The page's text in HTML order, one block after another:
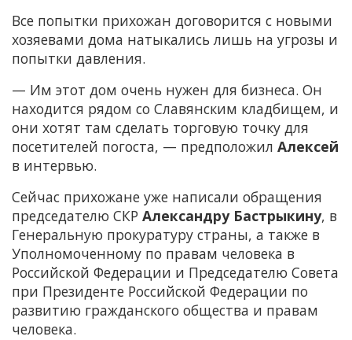
Все попытки прихожан договорится с новыми
хозяевами дома натыкались лишь на угрозы и
попытки давления.
— Им этот дом очень нужен для бизнеса. Он
находится рядом со Славянским кладбищем, и
они хотят там сделать торговую точку для
посетителей погоста, — предположил Алексей
в интервью.
Сейчас прихожане уже написали обращения
председателю СКР Александру Бастрыкину, в
Генеральную прокуратуру страны, а также в
Уполномоченному по правам человека в
Российской Федерации и Председателю Совета
при Президенте Российской Федерации по
развитию гражданского общества и правам
человека.